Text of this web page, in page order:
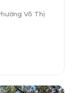
Võ Thị